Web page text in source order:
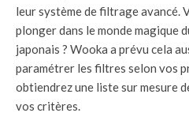
leur système de filtrage avancé.
plonger dans le monde magique
japonais ? Wooka a prévu cela
paramétrer les filtres selon vos
obtiendrez une liste sur mesure
vos critères.